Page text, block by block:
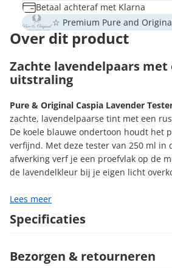
Betaal achteraf met Klarna
☆ Premium Pure and
Over dit product
Lees meer
Zachte lavendelpaars met
uitstraling
Pure & Original Caspia Lavender
zachte, lavendelpaarse tint met een
De koele blauwe ondertoon houdt het
verfijnd. Met deze tester van 250 ml in
afwerking verf je een proefvlak op de
de lavendelkleur bij je eigen licht
Specificaties
Bezorgen & retourneren